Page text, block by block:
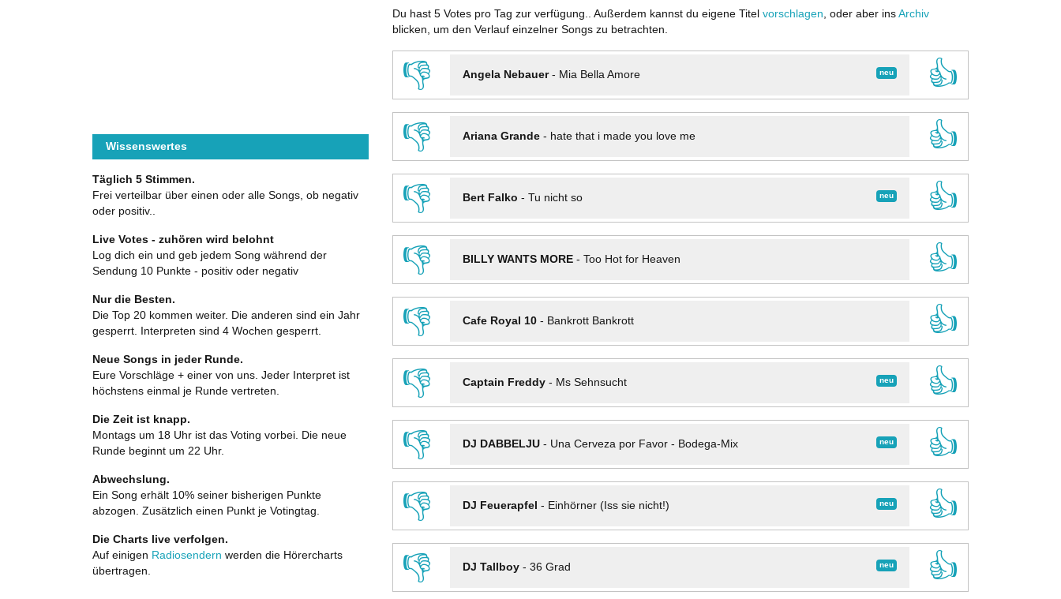
Du hast 5 Votes pro Tag zur verfügung.. Außerdem kannst du eigene Titel vorschlagen , oder aber ins Archiv
blicken, um den Verlauf einzelner Songs zu betrachten.
👎 neu
Angela Nebauer- Mia Bella Amore
👍
👎
Ariana Grande- hate that i made you love me
👍
👎
neu
Bert Falko - Tu nicht so
👍
👎
BILLY WANTS MORE- Too Hot for Heaven
👍
👎
Cafe Royal 10- Bankrott Bankrott
👍
👎
neu
Captain Freddy- Ms Sehnsucht
👍
👎
neu
DJ DABBELJU- Una Cerveza por Favor - Bodega-Mix
👍
👎
neu
DJ Feuerapfel - Einhörner (Iss sie nicht!)
👍
👎
neu
DJ Tallboy- 36 Grad
👍
Wissenswertes
Täglich 5 Stimmen.
Frei verteilbar über einen oder alle Songs, ob negativ
oder positiv..
Live Votes - zuhören wird belohnt
Log dich ein und geb jedem Song während der
Sendung 10 Punkte - positiv oder negativ
Nur die Besten.
Die Top 20 kommen weiter. Die anderen sind ein Jahr
gesperrt. Interpreten sind 4 Wochen gesperrt.
Neue Songs in jeder Runde.
Eure Vorschläge + einer von uns. Jeder Interpret ist
höchstens einmal je Runde vertreten.
Die Zeit ist knapp.
Montags um 18 Uhr ist das Voting vorbei. Die neue
Runde beginnt um 22 Uhr.
Abwechslung.
Ein Song erhält 10% seiner bisherigen Punkte
abzogen. Zusätzlich einen Punkt je Votingtag.
Die Charts live verfolgen.
Auf einigen Radiosendern werden die Hörercharts
übertragen.